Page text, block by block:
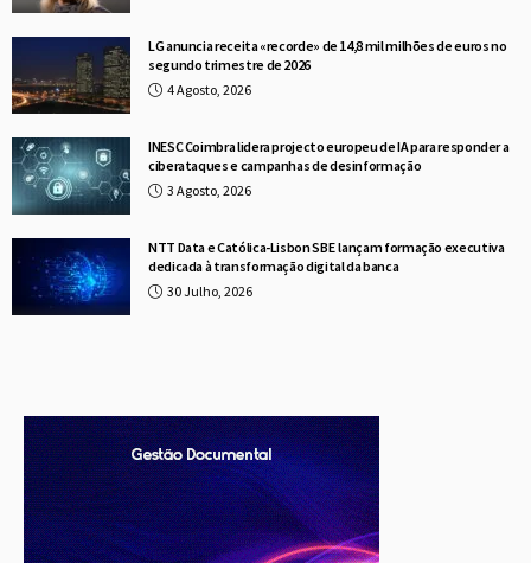
LG anuncia receita «recorde» de 14,8 mil milhões de euros no
segundo trimestre de 2026
4 Agosto, 2026
INESC Coimbra lidera projecto europeu de IA para responder a
ciberataques e campanhas de desinformação
3 Agosto, 2026
NTT Data e Católica-Lisbon SBE lançam formação executiva
dedicada à transformação digital da banca
30 Julho, 2026